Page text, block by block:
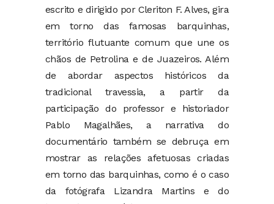
escrito e dirigido por Cleriton F. Alves, gira
em torno das famosas barquinhas,
território flutuante comum que une os
chãos de Petrolina e de Juazeiros. Além
de abordar aspectos históricos da
tradicional travessia, a partir da
participação do professor e historiador
Pablo Magalhães, a narrativa do
documentário também se debruça em
mostrar as relações afetuosas criadas
em torno das barquinhas, como é o caso
da fotógrafa Lizandra Martins e do